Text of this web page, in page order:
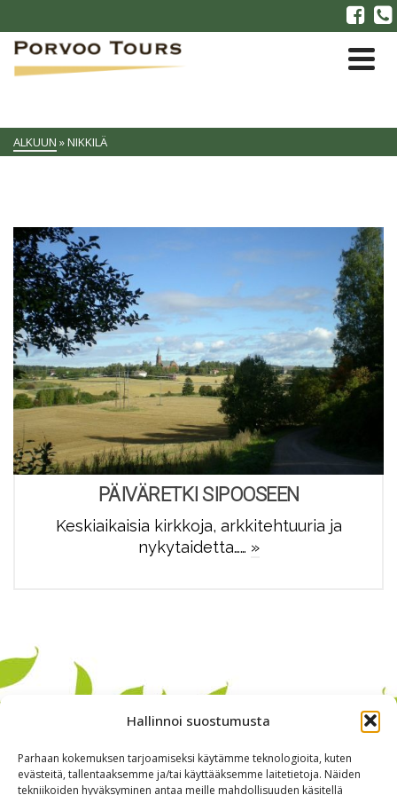
Hallinnoi suostumusta
Parhaan kokemuksen tarjoamiseksi käytämme teknologioita, kuten
evästeitä, tallentaaksemme ja/tai käyttääksemme laitetietoja. Näiden
tekniikoiden hyväksyminen antaa meille mahdollisuuden käsitellä
ALKUUN »NIKKILÄ
PÄIVÄRETKI SIPOOSEEN
Keskiaikaisia kirkkoja, arkkitehtuuria ja
nykytaidetta…… »